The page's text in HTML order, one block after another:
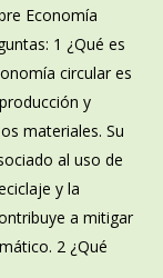
Economía
1 ¿Qué es
circular es
y
materiales. Su
al uso de
y la
a mitigar
2 ¿Qué